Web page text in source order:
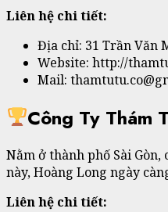
Liên hệ chi tiết:
Địa chỉ: 31 Trần Văn
Website: http://
Mail:
Công Ty Thám
Nằm ở thành phố Sài
này, Hoàng Long ngày
Liên hệ chi tiết: